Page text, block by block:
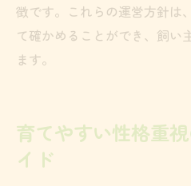
徴です。これらの運営方針は
て確かめることができ、飼い
ます。
育てやすい性格重
イド